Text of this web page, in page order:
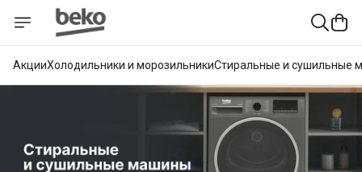
АкцииХолодильники и морозильникиСтиральные и сушильные